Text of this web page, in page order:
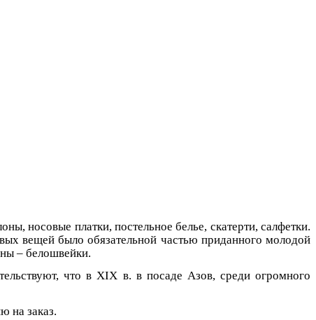
носовые платки, постельное белье, скатерти, салфетки.
вещей было обязательной частью приданного молодой
– белошвейки.
что вXIX в. в посаде Азов, среди огромного
на заказ.